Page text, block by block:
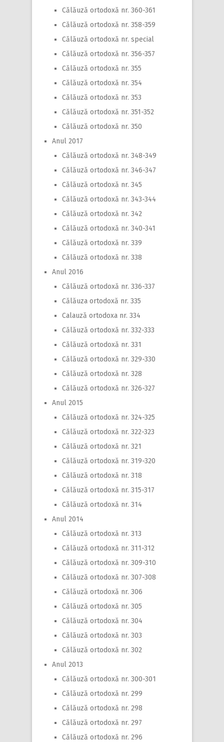
Călăuză ortodoxă nr. 360-361
Călăuză ortodoxă nr. 358-359
Călăuză ortodoxă nr. special
Călăuză ortodoxă nr. 356-357
Călăuză ortodoxă nr. 355
Călăuză ortodoxă nr. 354
Călăuză ortodoxă nr. 353
Călăuză ortodoxă nr. 351-352
Călăuză ortodoxă nr. 350
Anul 2017
Călăuză ortodoxă nr. 348-349
Călăuză ortodoxă nr. 346-347
Călăuză ortodoxă nr. 345
Călăuză ortodoxă nr. 343-344
Călăuză ortodoxă nr. 342
Călăuză ortodoxă nr. 340-341
Călăuză ortodoxă nr. 339
Călăuză ortodoxă nr. 338
Anul 2016
Călăuză ortodoxă nr. 336-337
Călăuza ortodoxă nr. 335
Calauză ortodoxa nr. 334
Călăuză ortodoxă nr. 332-333
Călăuză ortodoxă nr. 331
Călăuză ortodoxă nr. 329-330
Călăuză ortodoxă nr. 328
Călăuză ortodoxă nr. 326-327
Anul 2015
Călăuză ortodoxă nr. 324-325
Călăuză ortodoxă nr. 322-323
Călăuză ortodoxă nr. 321
Călăuză ortodoxă nr. 319-320
Călăuză ortodoxă nr. 318
Călăuză ortodoxă nr. 315-317
Călăuză ortodoxă nr. 314
Anul 2014
Călăuză ortodoxă nr. 313
Călăuză ortodoxă nr. 311-312
Călăuză ortodoxă nr. 309-310
Călăuză ortodoxă nr. 307-308
Călăuză ortodoxă nr. 306
Călăuză ortodoxă nr. 305
Călăuză ortodoxă nr. 304
Călăuză ortodoxă nr. 303
Călăuză ortodoxă nr. 302
Anul 2013
Călăuză ortodoxă nr. 300-301
Călăuză ortodoxă nr. 299
Călăuză ortodoxă nr. 298
Călăuză ortodoxă nr. 297
Călăuză ortodoxă nr. 296